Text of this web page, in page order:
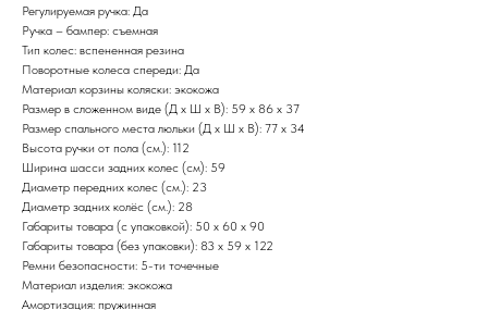
Регулируемая ручка: Да
Ручка – бампер: съемная
Тип колес: вспененная резина
Поворотные колеса спереди: Да
Материал корзины коляски: экокожа
Размер в сложенном виде (Д x Ш x В): 59 x 86 x 37
Размер спального места люльки (Д x Ш x В): 77 x 34
Высота ручки от пола (см.): 112
Ширина шасси задних колес (см): 59
Диаметр передних колес (см.): 23
Диаметр задних колёс (см.): 28
Габариты товара (с упаковкой): 50 x 60 x 90
Габариты товара (без упаковки): 83 x 59 x 122
Ремни безопасности: 5-ти точечные
Материал изделия: экокожа
Амортизация: пружинная